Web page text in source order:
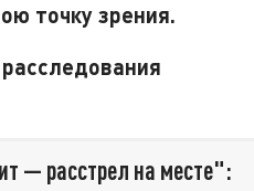
точку зрения.
— расстрел на месте":